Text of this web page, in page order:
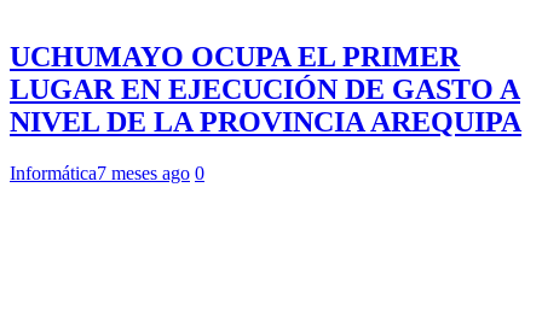
UCHUMAYO OCUPA EL PRIMER
LUGAR EN EJECUCIÓN DE GASTO A
NIVEL DE LA PROVINCIA AREQUIPA
Informática7 meses ago 0